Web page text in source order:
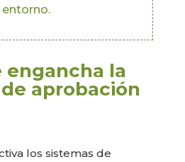
entorno.
engancha la
aprobación
los sistemas de